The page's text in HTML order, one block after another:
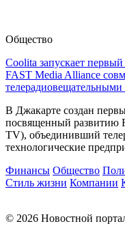
Общество
Coolita запускает
FAST Media Alliance
В Джакарте создан
посвященный развитию
TV), объединивший
технологические
Финансы Общество
Стиль жизни Компании
© 2026 Новостной